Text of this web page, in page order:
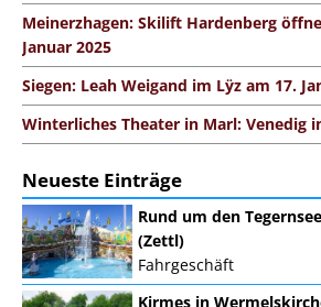
Meinerzhagen: Skilift Hardenberg
Januar 2025
Siegen: Leah Weigand im Lÿz am 17.
Winterliches Theater in Marl: Venedig
Neueste Einträge
Rund um den Tegernsee
(Zettl)
Fahrgeschäft
Kirmes in